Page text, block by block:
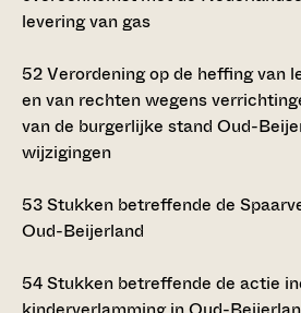
levering van gas
52Verordening op de heffing van
en van rechten wegens
van de burgerlijke stand Oud-
wijzigingen
53Stukken betreffende de
Oud-Beijerland
54Stukken betreffende de actie